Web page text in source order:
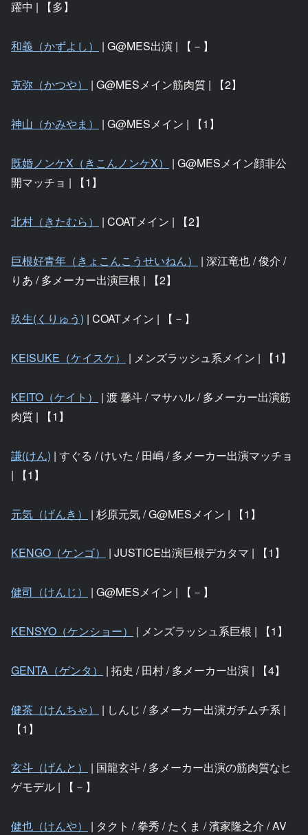
躍中 | 【多】
和義（かずよし） | G@MES出演 | 【－】
克弥（かつや） | G@MESメイン筋肉質 | 【2】
神山（かみやま） | G@MESメイン | 【1】
既婚ノンケX（きこんノンケX）
| G@MESメイン顔非公
開マッチョ | 【1】
北村（きたむら） | COATメイン | 【2】
巨根好青年（きょこんこうせいねん）
| 深江竜也 / 俊介 /
りあ / 多メーカー出演巨根 | 【2】
玖生(くりゅう) | COATメイン | 【－】
KEISUKE（ケイスケ） | メンズラッシュ系メイン | 【1】
KEITO（ケイト）
| 渡 馨斗 / マサハル / 多メーカー出演筋
肉質 | 【1】
謙(けん) | すぐる / けいた / 田嶋 / 多メーカー出演マッチョ
| 【1】
元気（げんき） | 杉原元気 / G@MESメイン | 【1】
KENGO（ケンゴ） | JUSTICE出演巨根デカタマ | 【1】
健司（けんじ） | G@MESメイン | 【－】
KENSYO（ケンショー） | メンズラッシュ系巨根 | 【1】
GENTA（ゲンタ） | 拓史 / 田村 / 多メーカー出演 | 【4】
健茶（けんちゃ）
| しんじ / 多メーカー出演ガチムチ系 |
【1】
玄斗（げんと）
| 国龍玄斗 / 多メーカー出演の筋肉質なヒ
ゲモデル | 【－】
健也（けんや）
| タクト / 拳秀 / たくま / 濱家隆之介 / AV